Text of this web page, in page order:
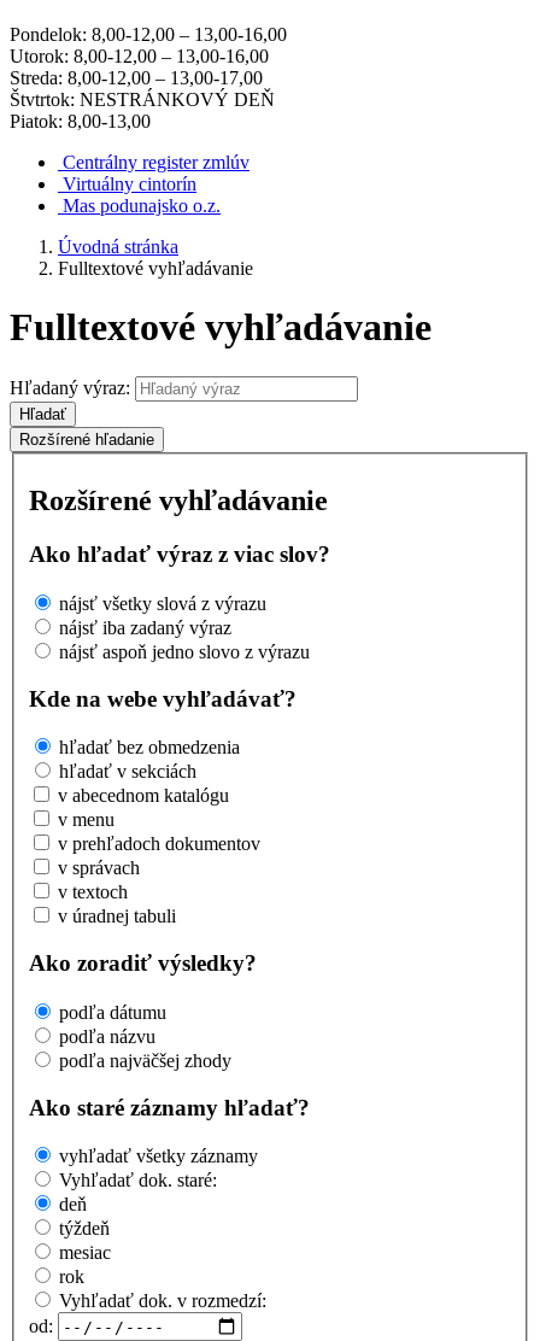
Pondelok: 8,00-12,00 – 13,00-16,00
Utorok: 8,00-12,00 – 13,00-16,00
Streda: 8,00-12,00 – 13,00-17,00
Štvtrtok: NESTRÁNKOVÝ DEŇ
Piatok: 8,00-13,00
Centrálny register zmlúv
Virtuálny cintorín
Mas podunajsko o.z.
Úvodná stránka
Fulltextové vyhľadávanie
Fulltextové vyhľadávanie
Hľadaný výraz:
Hľadať
Rozšírené hľadanie
Rozšírené vyhľadávanie
Ako hľadať výraz z viac slov?
nájsť všetky slová z výrazu
nájsť iba zadaný výraz
nájsť aspoň jedno slovo z výrazu
Kde na webe vyhľadávať?
hľadať bez obmedzenia
hľadať v sekciách
v abecednom katalógu
v menu
v prehľadoch dokumentov
v správach
v textoch
v úradnej tabuli
Ako zoradiť výsledky?
podľa dátumu
podľa názvu
podľa najväčšej zhody
Ako staré záznamy hľadať?
vyhľadať všetky záznamy
Vyhľadať dok. staré:
deň
týždeň
mesiac
rok
Vyhľadať dok. v rozmedzí:
od: